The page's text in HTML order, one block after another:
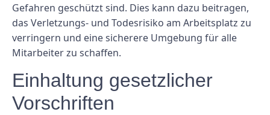
Gefahren geschützt sind. Dies kann dazu beitragen,
das Verletzungs- und Todesrisiko am Arbeitsplatz zu
verringern und eine sicherere Umgebung für alle
Mitarbeiter zu schaffen.
Einhaltung gesetzlicher
Vorschriften